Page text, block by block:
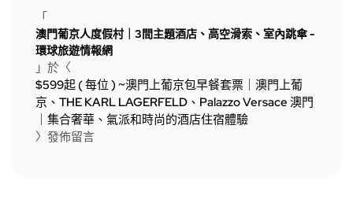
「
澳門葡京人度假村｜3間主題酒店、高空滑索、室內跳傘 -
環球旅遊情報網
」於〈
$599起 ( 每位 ) ~澳門上葡京包早餐套票｜澳門上葡
京、THE KARL LAGERFELD、Palazzo Versace 澳門
｜集合奢華、氣派和時尚的酒店住宿體驗
〉發佈留言